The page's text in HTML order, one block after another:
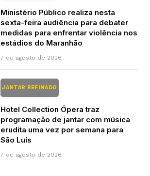
Ministério Público realiza nesta
sexta-feira audiência para debater
medidas para enfrentar violência nos
estádios do Maranhão
7 de agosto de 2026
JANTAR REFINADO
Hotel Collection Ópera traz
programação de jantar com música
erudita uma vez por semana para
São Luís
7 de agosto de 2026